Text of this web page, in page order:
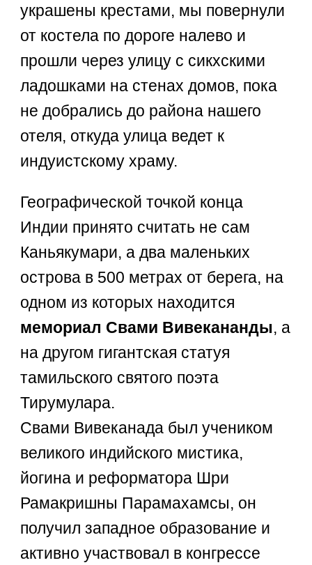
украшены крестами, мы повернули
от костела по дороге налево и
прошли через улицу с сикхскими
ладошками на стенах домов, пока
не добрались до района нашего
отеля, откуда улица ведет к
индуистскому храму.
Географической точкой конца
Индии принято считать не сам
Каньякумари, а два маленьких
острова в 500 метрах от берега, на
одном из которых находится
мемориал Свами Вивекананды, а
на другом гигантская статуя
тамильского святого поэта
Тирумулара.
Свами Вивеканада был учеником
великого индийского мистика,
йогина и реформатора Шри
Рамакришны Парамахамсы, он
получил западное образование и
активно участвовал в конгрессе